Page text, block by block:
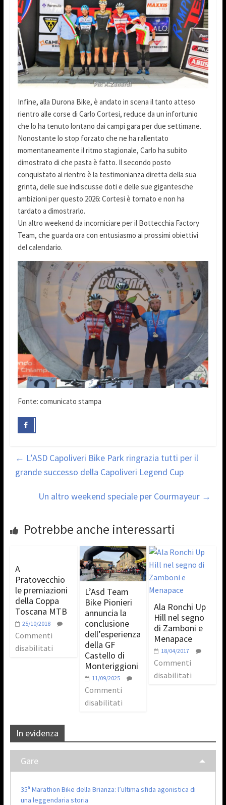
Infine, alla Durona Bike, è andato in scena il tanto atteso
rientro alle corse di Carlo Cortesi, reduce da un infortunio
che lo ha tenuto lontano dai campi gara per due settimane.
Nonostante lo stop forzato che ne ha rallentato
momentaneamente il ritmo stagionale, Carlo ha subito
dimostrato di che pasta è fatto. Il secondo posto
conquistato al rientro è la testimonianza diretta della sua
grinta, delle sue indiscusse doti e delle sue gigantesche
ambizioni per questo 2026: Cortesi è tornato e non ha
tardato a dimostrarlo.
Un altro weekend da incorniciare per il Bottecchia Factory
Team, che guarda ora con entusiasmo ai prossimi obiettivi
del calendario.
Fonte: comunicato stampa
← L’ASD Capoliveri Bike Park ringrazia tutti per il
grande successo della Capoliveri Legend Cup
Un altro weekend speciale per Courmayeur →
Potrebbe anche interessarti
A
Pratovecchio
le premiazioni
della Coppa
Toscana MTB
25/10/2018
Commenti
disabilitati
L’Asd Team
Bike Pionieri
annuncia la
conclusione
dell’esperienza
della GF
Castello di
Monteriggioni
11/09/2025
Commenti
disabilitati
Ala Ronchi Up
Hill nel segno
di Zamboni e
Menapace
18/04/2017
Commenti
disabilitati
In evidenza
Gare
35ª Marathon Bike della Brianza: l’ultima sfida agonistica di
una leggendaria storia